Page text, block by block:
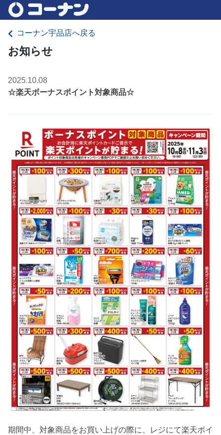
コーナン宇品店へ戻る
お知らせ
2025.10.08
☆楽天ボーナスポイント対象商品☆
期間中、対象商品をお買い上げの際に、レジにて楽天ポイ